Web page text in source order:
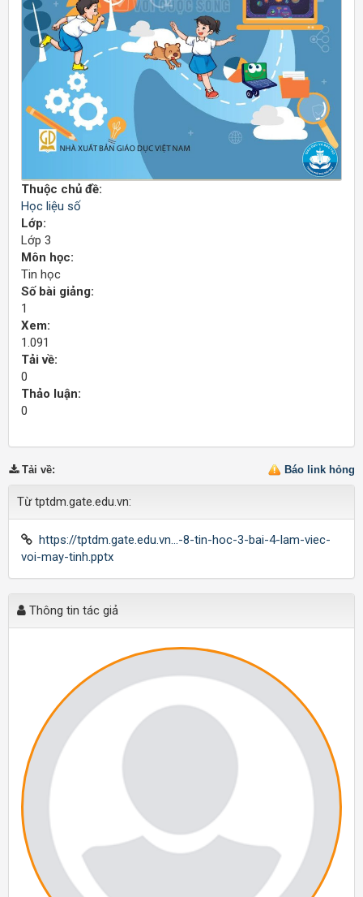
Thuộc chủ đề:
Học liệu số
Lớp:
Lớp 3
Môn học:
Tin học
Số bài giảng:
1
Xem:
1.091
Tải về:
0
Thảo luận:
0
Báo link hỏng
Tải về:
Từ tptdm.gate.edu.vn:
https://tptdm.gate.edu.vn...-8-tin-hoc-3-bai-4-lam-viec-
voi-may-tinh.pptx
Thông tin tác giả